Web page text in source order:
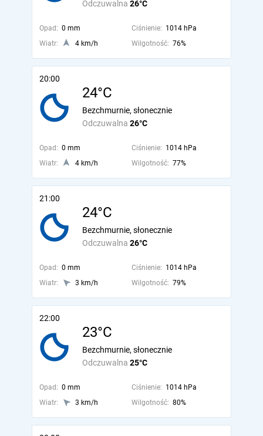
Odczuwalna 26°C
Opad: 0 mm Ciśnienie: 1014 hPa
Wiatr:
4 km/h Wilgotność: 76%
20:00
24°C
Odczuwalna 26°C
Bezchmurnie, słonecznie
Opad: 0 mm Ciśnienie: 1014 hPa
Wiatr:
4 km/h Wilgotność: 77%
21:00
24°C
Odczuwalna 26°C
Bezchmurnie, słonecznie
Opad: 0 mm Ciśnienie: 1014 hPa
Wiatr:
3 km/h Wilgotność: 79%
22:00
23°C
Odczuwalna 25°C
Bezchmurnie, słonecznie
Opad: 0 mm Ciśnienie: 1014 hPa
Wiatr:
3 km/h Wilgotność: 80%